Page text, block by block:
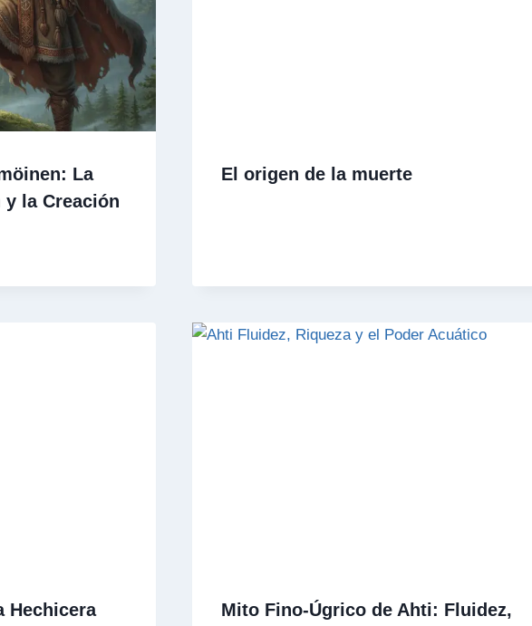
La
y la Creación
El origen de la muerte
Hechicera
Mito Fino-Úgrico de Ahti: Fluidez,